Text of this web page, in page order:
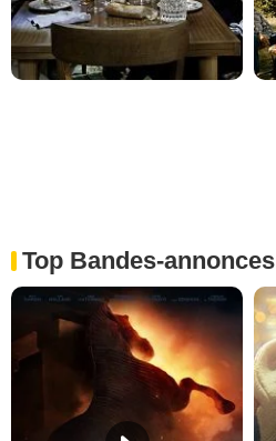
Top Bandes-annonces